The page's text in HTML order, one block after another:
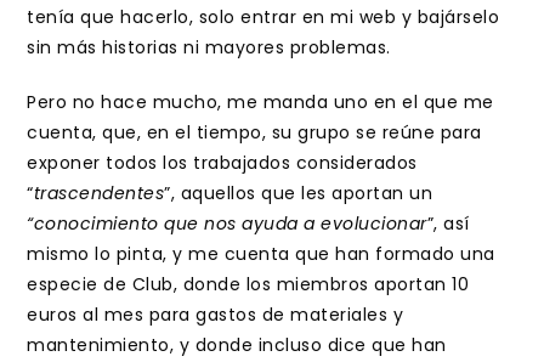
tenía que hacerlo, solo entrar en mi web y bajárselo
sin más historias ni mayores problemas.
Pero no hace mucho, me manda uno en el que me
cuenta, que, en el tiempo, su grupo se reúne para
exponer todos los trabajados considerados
“trascendentes”, aquellos que les aportan un
“conocimiento que nos ayuda a evolucionar”, así
mismo lo pinta, y me cuenta que han formado una
especie de Club, donde los miembros aportan 10
euros al mes para gastos de materiales y
mantenimiento, y donde incluso dice que han